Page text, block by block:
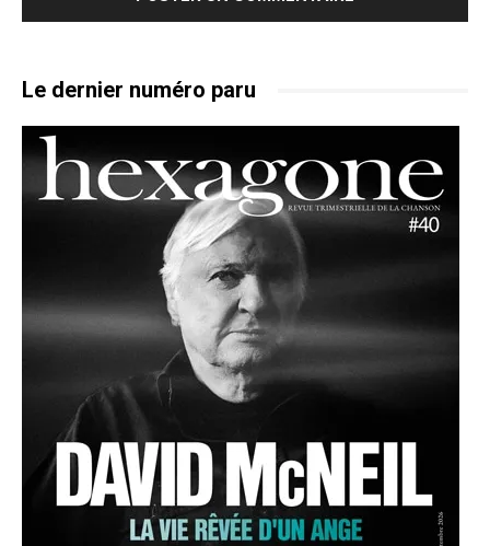
Le dernier numéro paru